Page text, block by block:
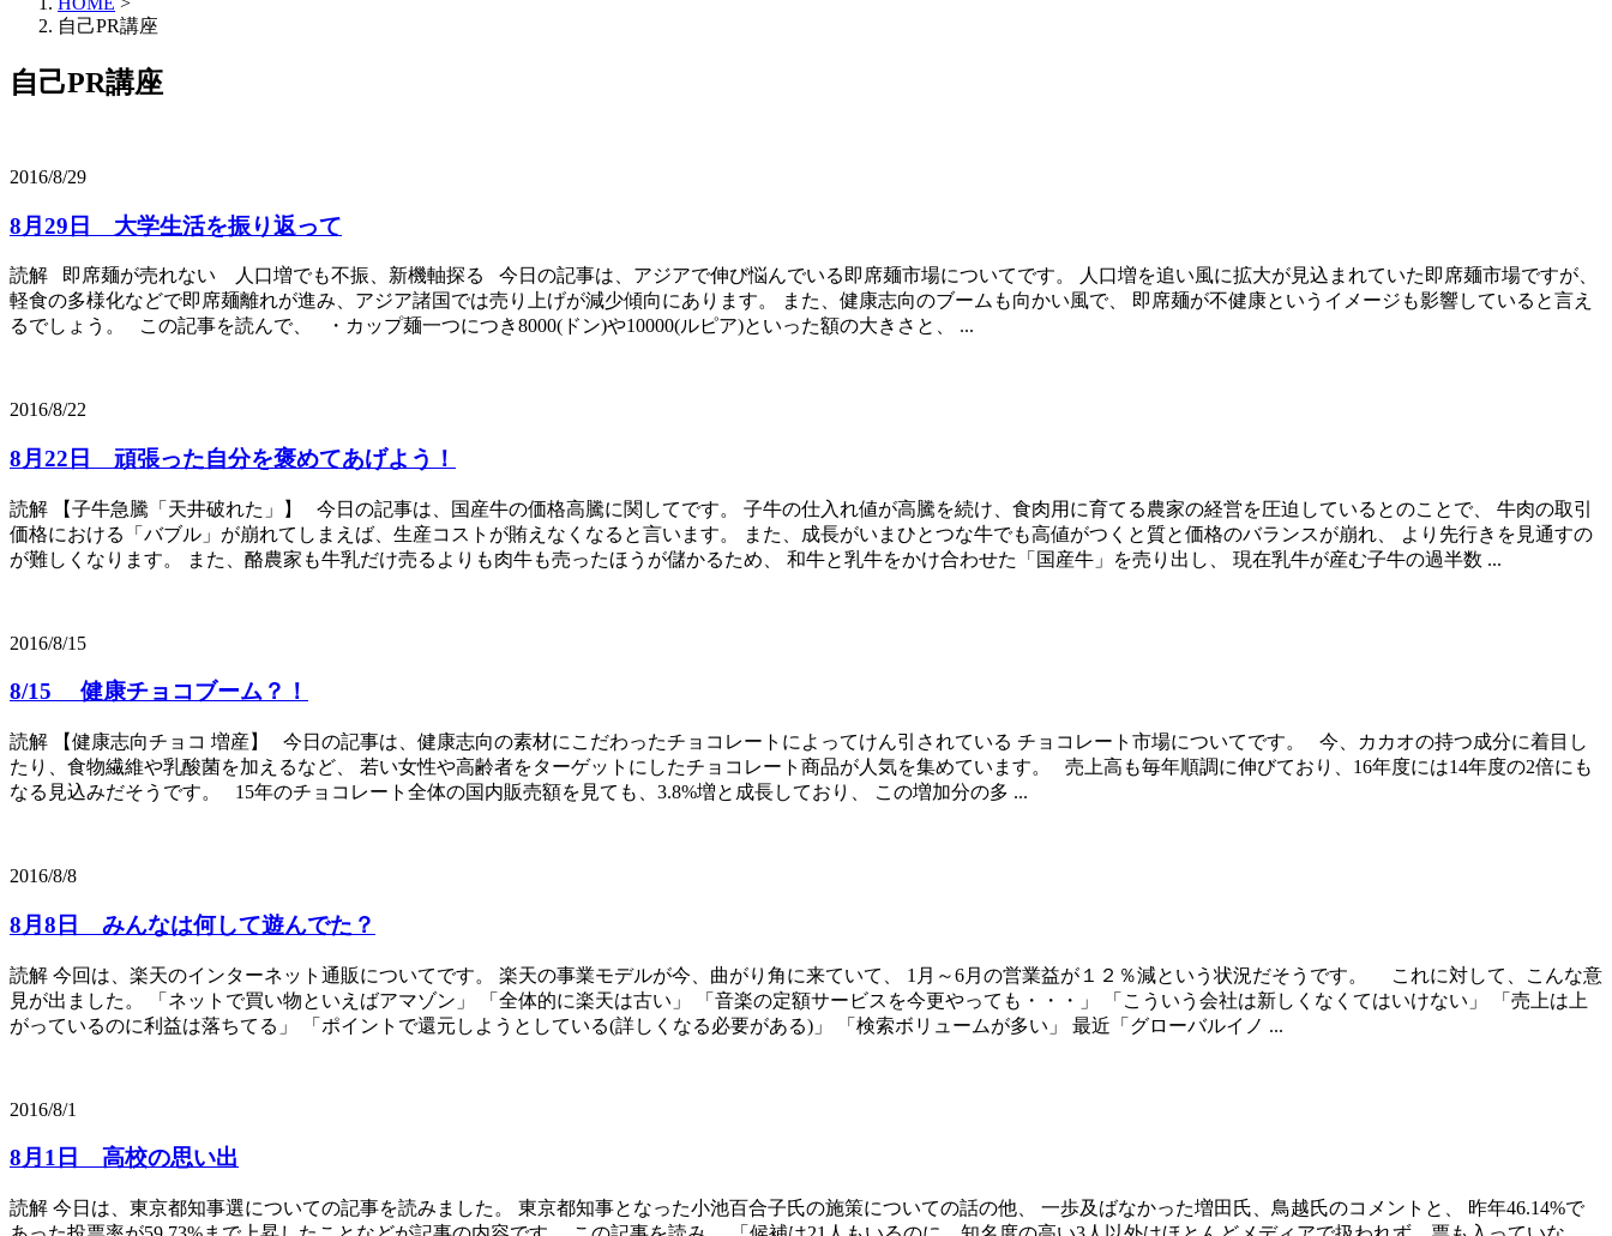
自己PR講座
自己PR講座
2016/8/29
8月29日 大学生活を振り返って
読解 即席麺が売れない 人口増でも不振、新機軸探る 今日の記事は、アジアで伸び悩んでいる即席麺市場についてです。 人口増を追い風に拡大が見込まれていた即席麺市場ですが、
軽食の多様化などで即席麺離れが進み、アジア諸国では売り上げが減少傾向にあります。 また、健康志向のブームも向かい風で、 即席麺が不健康というイメージも影響していると言え
るでしょう。 この記事を読んで、 ・カップ麺一つにつき8000(ドン)や10000(ルピア)といった額の大きさと、 ...
2016/8/22
8月22日 頑張った自分を褒めてあげよう！
読解 【子牛急騰「天井破れた」】 今日の記事は、国産牛の価格高騰に関してです。 子牛の仕入れ値が高騰を続け、食肉用に育てる農家の経営を圧迫しているとのことで、 牛肉の取引
価格における「バブル」が崩れてしまえば、生産コストが賄えなくなると言います。 また、成長がいまひとつな牛でも高値がつくと質と価格のバランスが崩れ、 より先行きを見通すの
が難しくなります。 また、酪農家も牛乳だけ売るよりも肉牛も売ったほうが儲かるため、 和牛と乳牛をかけ合わせた「国産牛」を売り出し、 現在乳牛が産む子牛の過半数 ...
2016/8/15
8/15 健康チョコブーム？！
読解 【健康志向チョコ 増産】 今日の記事は、健康志向の素材にこだわったチョコレートによってけん引されている チョコレート市場についてです。 今、カカオの持つ成分に着目し
たり、食物繊維や乳酸菌を加えるなど、 若い女性や高齢者をターゲットにしたチョコレート商品が人気を集めています。 売上高も毎年順調に伸びており、16年度には14年度の2倍にも
なる見込みだそうです。 15年のチョコレート全体の国内販売額を見ても、3.8%増と成長しており、 この増加分の多 ...
2016/8/8
8月8日 みんなは何して遊んでた？
読解 今回は、楽天のインターネット通販についてです。 楽天の事業モデルが今、曲がり角に来ていて、 1月～6月の営業益が１２％減という状況だそうです。 これに対して、こんな意
見が出ました。 「ネットで買い物といえばアマゾン」 「全体的に楽天は古い」 「音楽の定額サービスを今更やっても・・・」 「こういう会社は新しくなくてはいけない」 「売上は上
がっているのに利益は落ちてる」 「ポイントで還元しようとしている(詳しくなる必要がある)」 「検索ボリュームが多い」 最近「グローバルイノ ...
2016/8/1
8月1日 高校の思い出
読解 今日は、東京都知事選についての記事を読みました。 東京都知事となった小池百合子氏の施策についての話の他、 一歩及ばなかった増田氏、鳥越氏のコメントと、 昨年46.14%で